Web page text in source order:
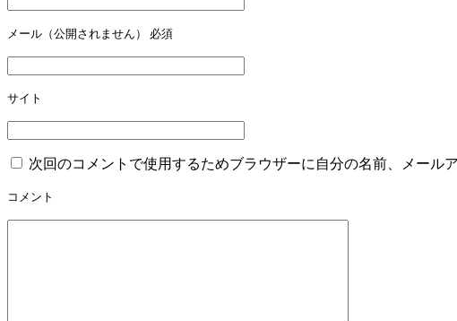
ー
シ
ョ
ン
メール（公開されません） 必須
サイト
次回のコメントで使用するためブラウザーに自分の名前、メール
コメント